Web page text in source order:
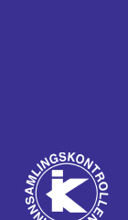
Godkjent
av